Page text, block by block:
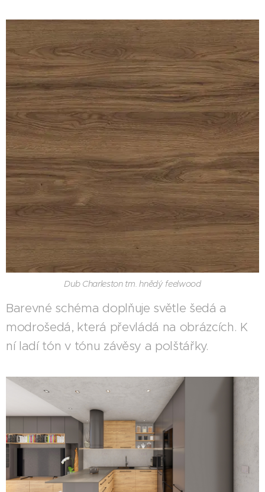
Dub Charleston tm. hnědý feelwood
Barevné schéma doplňuje světle šedá a
modrošedá, která převládá na obrázcích. K
ní ladí tón v tónu závěsy a polštářky.